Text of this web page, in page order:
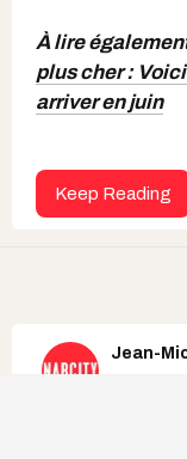
À lire
plus cher :
arriver en juin
Keep Reading
Jean-